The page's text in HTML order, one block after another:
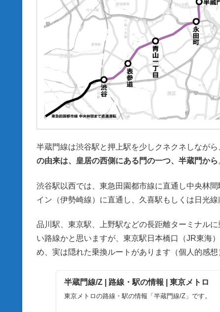
半蔵門線は渋谷駅と押上駅を少しクネクネしなが
の由来は、皇居の西側にある門の一つ、半蔵門から
渋谷駅以西では、東急田園都市線に直通し中央林間
イン（伊勢崎線）に直通し、久喜駅もしくは日光線
品川駅、東京駅、上野駅などの長距離ターミナル
い路線かと思いますが、東京駅日本橋口（JR東海
め、実は隠れた乗換ルートがあります（個人的感想
半蔵門線/Z | 路線・駅の情報 | 東京メトロ
東京メトロの路線・駅の情報「半蔵門線/Z」です。